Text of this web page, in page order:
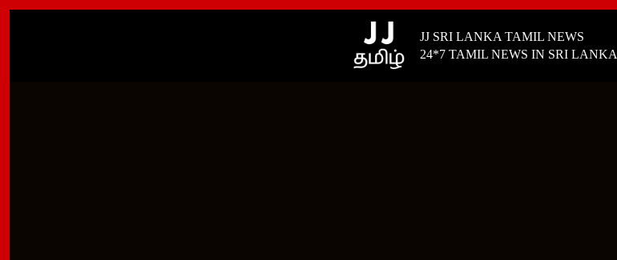
JJ SRI LANKA TAMIL NEWS
24*7 TAMIL NEWS IN SRI LANKA